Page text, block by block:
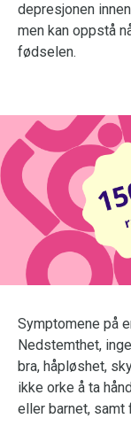
depresjonen
men kan oppstå
fødselen.
Symptomene på
Nedstemthet,
bra, håpløshet,
ikke orke å ta
eller barnet,